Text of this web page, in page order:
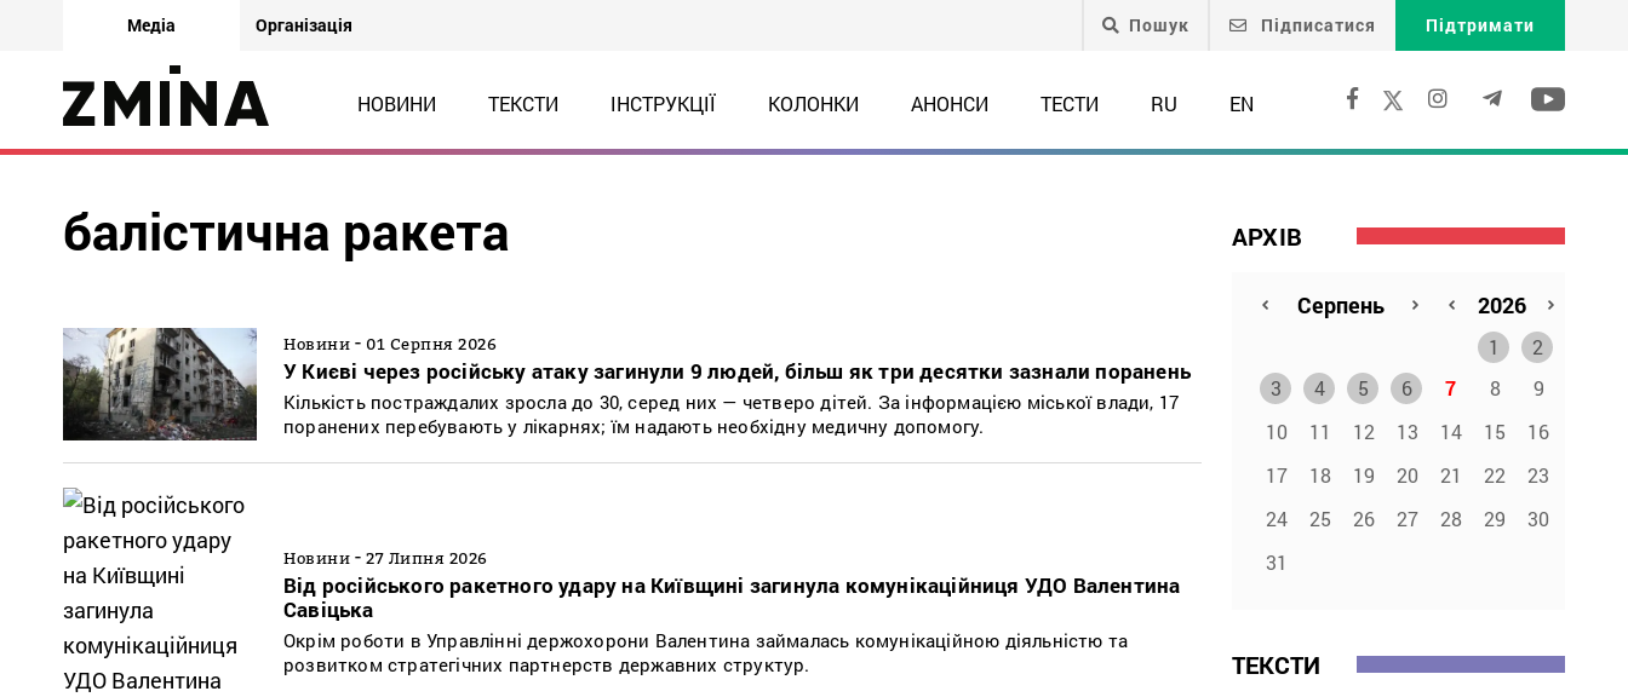
Медіа Організація Пошук Підписатися Підтримати
НОВИНИ ТЕКСТИ ІНСТРУКЦІЇ КОЛОНКИ АНОНСИ ТЕСТИ RU EN
балістична ракета
Новини - 01 Серпня 2026
У Києві через російську атаку загинули 9 людей, більш як три десятки зазнали поранень
Кількість постраждалих зросла до 30, серед них — четверо дітей. За інформацією міської влади, 17
поранених перебувають у лікарнях; їм надають необхідну медичну допомогу.
Новини - 27 Липня 2026
Від російського ракетного удару на Київщині загинула комунікаційниця УДО Валентина
Савіцька
Окрім роботи в Управлінні держохорони Валентина займалась комунікаційною діяльністю та
розвитком стратегічних партнерств державних структур.
АРХІВ
1
2
3
4 5 6 7 8
9
10
11 12 13 14 15
16
17
18 19 20 21 22
23
24
25 26 27 28 29
30
31
ТЕКСТИ